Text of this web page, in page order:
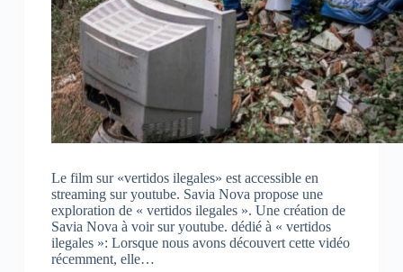
Le film sur «vertidos ilegales» est accessible en
streaming sur youtube. Savia Nova propose une
exploration de « vertidos ilegales ». Une création de
Savia Nova à voir sur youtube. dédié à « vertidos
ilegales »: Lorsque nous avons découvert cette vidéo
récemment, elle…